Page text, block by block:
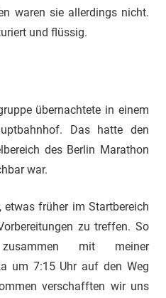
waren sie allerdings nicht.
und flüssig.
übernachtete in einem
Das hatte den
des Berlin Marathon
war.
etwas früher im Startbereich
zu treffen. So
mit meiner
um 7:15 Uhr auf den Weg
verschafften wir uns